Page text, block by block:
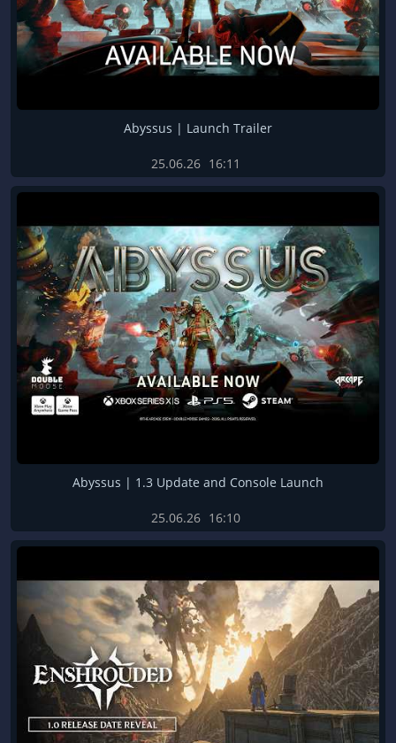
Abyssus | Launch Trailer
25.06.26 16:11
Abyssus | 1.3 Update and Console Launch
25.06.26 16:10